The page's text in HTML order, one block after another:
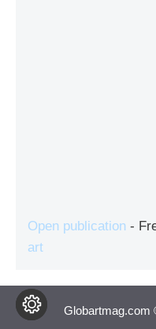
Open publication -
art
Globartmag.com